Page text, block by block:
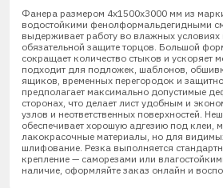
Фанера размером 4х1500х3000 мм из
водостойкими фенолформальдегидными
выдерживает работу во влажных условиях
обязательной защите торцов. Большой
сокращает количество стыков и ускоряет
подходит для подложек, шаблонов,
ящиков, временных перегородок и
предполагает максимально допустимые
сторонах, что делает лист удобным и
узлов и неответственных поверхностей.
обеспечивает хорошую адгезию под клеи,
лакокрасочные материалы, но для
шлифование. Резка выполняется
крепление — саморезами или
наличие, оформляйте заказ онлайн и